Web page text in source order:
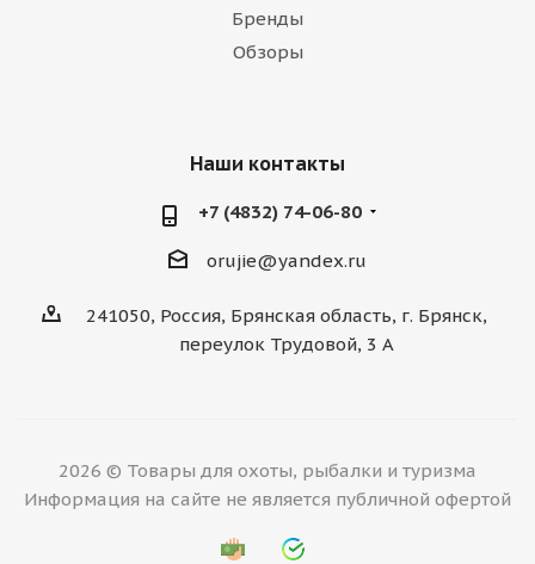
Бренды
Обзоры
Наши контакты
+7 (4832) 74-06-80
orujie@yandex.ru
241050, Россия, Брянская область, г. Брянск,
переулок Трудовой, 3 А
2026 © Товары для охоты, рыбалки и туризма
Информация на сайте не является публичной офертой